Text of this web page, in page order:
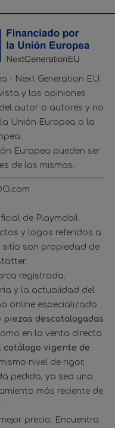
- Next Generation EU.
y las opiniones
autor o autores y no
Unión Europea o la
Europea pueden ser
de las mismas.
de Playmobil.
y logos referidos a
sitio son propiedad de
registrada.
y la actualidad del
online especializado
piezas descatalogadas
en la venta directa
catálogo vigente de
nivel de rigor,
pedido, ya sea una
más reciente de
precio. Encuentra